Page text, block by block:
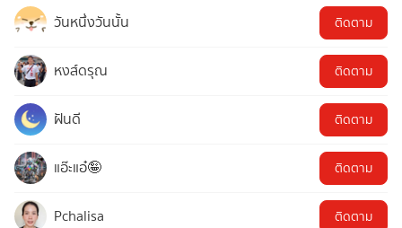
วันหนึ่งวันนั้น ติดตาม
หงส์ดรุณ ติดตาม
ฝันดี ติดตาม
แอ๊ะแอ๋🤪 ติดตาม
Pchalisa ติดตาม